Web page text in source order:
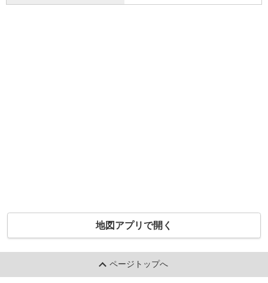
地図アプリで開く
ページトップへ